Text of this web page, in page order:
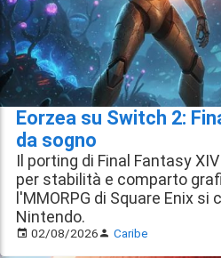
Eorzea su Switch 2:
da sogno
Il porting di Final Fantasy
per stabilità e comparto
l'MMORPG di Square Enix
Nintendo.
02/08/2026 Caribe